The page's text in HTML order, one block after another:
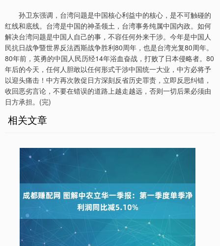
孙卫东强调，台湾问题是中国核心利益中的核心，是不可触碰的
红线和底线。台湾是中国的神圣领土，台湾事务纯属中国内政。如何
解决台湾问题是中国人自己的事，不容任何外来干涉。今年是中国人
民抗日战争暨世界反法西斯战争胜利80周年，也是台湾光复80周年。
80年前，英勇的中国人民历经14年浴血奋战，打败了日本侵略者。80
年后的今天，任何人胆敢以任何形式干涉中国统一大业，中方必将予
以迎头痛击！中方再次敦促日方深刻反省历史罪责，立即反思纠错，
收回恶劣言论，不要在错误的道路上越走越远，否则一切后果必须由
日方承担。(完)
相关文章